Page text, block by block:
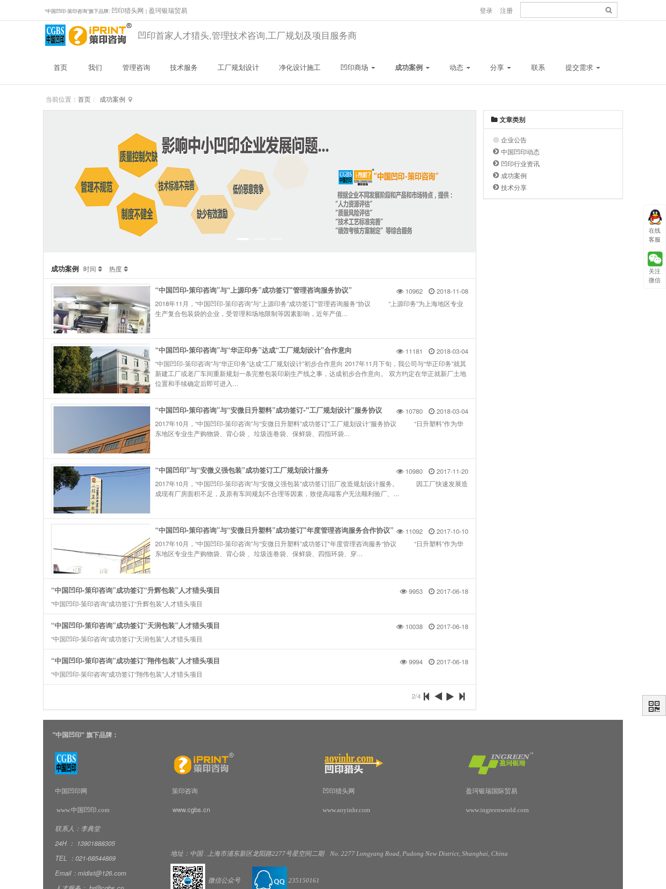
在线
客服
关注
微信
“中国凹印-策印咨询”旗下品牌: 凹印猎头网 ｜ 盈珂银瑞贸易 登录 注册
凹印首家人才猎头,管理技术咨询,工厂规划及项目服务商
首页 我们 管理咨询 技术服务 工厂规划设计 净化设计施工 凹印商场 成功案例 动态 分享 联系 提交需求
当前位置： 首页 成功案例
成功案例 时间 热度
10962 2018-11-08
“中国凹印-策印咨询”与“上源印务”成功签订"管理咨询服务协议”
2018年11月，“中国凹印-策印咨询”与“上源印务”成功签订"管理咨询服务“协议 “上源印务”为上海地区专业
生产复合包装袋的企业，受管理和场地限制等因素影响，近年产值...
11181 2018-03-04
“中国凹印-策印咨询”与“华正印务”达成“工厂规划设计”合作意向
“中国凹印-策印咨询”与“华正印务”达成“工厂规划设计”初步合作意向 2017年11月下旬，我公司与“华正印务”就其
新建工厂或老厂车间重新规划一条完整包装印刷生产线之事，达成初步合作意向。 双方约定在华正就新厂土地
位置和手续确定后即可进入...
10780 2018-03-04
“中国凹印-策印咨询”与“安微日升塑料”成功签订-"工厂规划设计”服务协议
2017年10月，“中国凹印-策印咨询”与“安微日升塑料”成功签订"工厂规划设计”服务协议 “日升塑料”作为华
东地区专业生产购物袋、背心袋 、垃圾连卷袋、保鲜袋、四指环袋...
10980 2017-11-20
“中国凹印”与“安微义强包装”成功签订工厂规划设计服务
2017年10月，“中国凹印-策印咨询”与“安微义强包装”成功签订旧厂改造规划设计服务。 因工厂快速发展造
成现有厂房面积不足，及原有车间规划不合理等因素，致使高端客户无法顺利验厂、...
11092 2017-10-10
“中国凹印-策印咨询”与“安微日升塑料”成功签订"年度管理咨询服务合作协议”
2017年10月，“中国凹印-策印咨询”与“安微日升塑料”成功签订"年度管理咨询服务“协议 “日升塑料”作为华
东地区专业生产购物袋、背心袋 、垃圾连卷袋、保鲜袋、四指环袋、穿...
9953 2017-06-18
“中国凹印-策印咨询”成功签订“升辉包装”人才猎头项目
“中国凹印-策印咨询”成功签订“升辉包装”人才猎头项目
10038 2017-06-18
“中国凹印-策印咨询”成功签订“天润包装”人才猎头项目
“中国凹印-策印咨询”成功签订“天润包装”人才猎头项目
9994 2017-06-18
“中国凹印-策印咨询”成功签订“翔伟包装”人才猎头项目
“中国凹印-策印咨询”成功签订“翔伟包装”人才猎头项目
2/4
文章类别
企业公告
中国凹印动态
凹印行业资讯
成功案例
技术分享
"中国凹印" 旗下品牌：
中国凹印网 策印咨询 凹印猎头网 盈珂银瑞国际贸易
www.中国凹印.com www.cgbs.cn www.aoyinhr.com www.ingreenworld.com
联系人：李典堂
24H ： 13901888305
TEL
： 021-68544869
Email ： midist@126.com
地址：中国 上海市浦东新区龙阳路2277号星空间二期 No. 2277 Longyang Road, Pudong New District, Shanghai, China
微信公众号 235150161